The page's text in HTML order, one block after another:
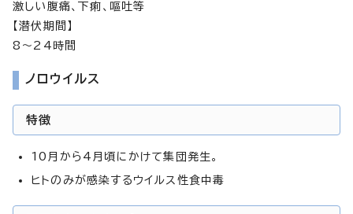
激しい腹痛、下痢、嘔吐等
【潜伏期間】
8～24時間
ノロウイルス
特徴
10月から4月頃にかけて集団発生。
ヒトのみが感染するウイルス性食中毒